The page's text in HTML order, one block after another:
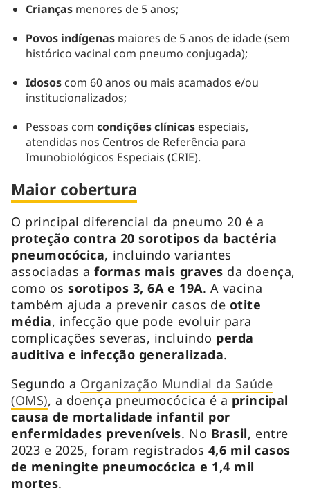
Crianças menores de 5 anos;
Povos indígenasmaiores de 5 anos de idade (sem
histórico vacinal com pneumo conjugada);
Idosos com 60 anos ou mais acamados e/ou
institucionalizados;
Pessoas com condições clínicas especiais,
atendidas nos Centros de Referência para
Imunobiológicos Especiais (CRIE).
Maior cobertura
O principal diferencial da pneumo 20 é a
proteção contra 20 sorotipos da bactéria
pneumocócica, incluindo variantes
associadas aformas mais graves da doença,
como ossorotipos 3, 6A e 19A. A vacina
também ajuda a prevenir casos de otite
média, infecção que pode evoluir para
complicações severas, incluindo perda
auditiva e infecção generalizada.
Segundo a Organização Mundial da Saúde
(OMS), a doença pneumocócica é a principal
causa de mortalidade infantil por
enfermidades preveníveis. No Brasil, entre
2023 e 2025, foram registrados 4,6 mil casos
de meningite pneumocócica e 1,4 mil
mortes.